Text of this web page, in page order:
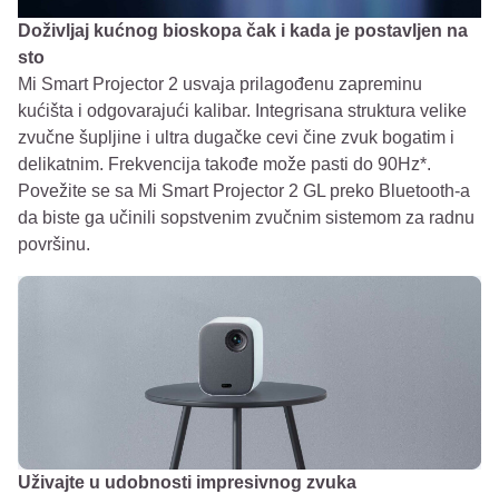
Doživljaj kućnog bioskopa čak i kada je postavljen na
sto
Mi Smart Projector 2 usvaja prilagođenu zapreminu
kućišta i odgovarajući kalibar. Integrisana struktura velike
zvučne šupljine i ultra dugačke cevi čine zvuk bogatim i
delikatnim. Frekvencija takođe može pasti do 90Hz*.
Povežite se sa Mi Smart Projector 2 GL preko Bluetooth-a
da biste ga učinili sopstvenim zvučnim sistemom za radnu
površinu.
Uživajte u udobnosti impresivnog zvuka